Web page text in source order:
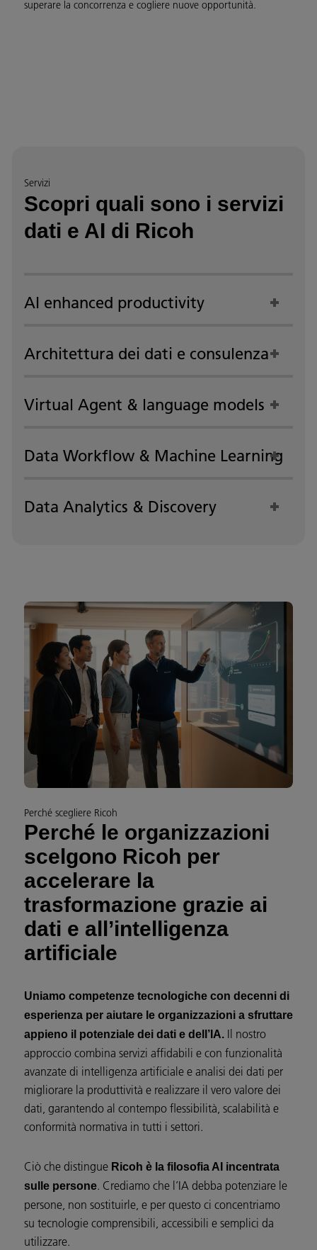
superare la concorrenza e cogliere nuove opportunità.
Servizi
Scopri quali sono i servizi
dati e AI di Ricoh
AI enhanced productivity
Architettura dei dati e consulenza
Virtual Agent & language models
Data Workflow & Machine Learning
Data Analytics & Discovery
Perché scegliere Ricoh
Perché le organizzazioni
scelgono Ricoh per
accelerare la
trasformazione grazie ai
dati e all’intelligenza
artificiale
Uniamo competenze tecnologiche con decenni di
esperienza per aiutare le organizzazioni a sfruttare
appieno il potenziale dei dati e dell’IA. Il nostro
approccio combina servizi affidabili e con funzionalità
avanzate di intelligenza artificiale e analisi dei dati per
migliorare la produttività e realizzare il vero valore dei
dati, garantendo al contempo flessibilità, scalabilità e
conformità normativa in tutti i settori.
Ciò che distingue Ricoh è la filosofia AI incentrata
sulle persone. Crediamo che l’IA debba potenziare le
persone, non sostituirle, e per questo ci concentriamo
su tecnologie comprensibili, accessibili e semplici da
utilizzare.